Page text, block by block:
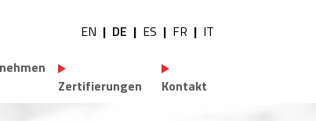
EN
DE ES FR IT
navigation
Zertifierungen
Kontakt